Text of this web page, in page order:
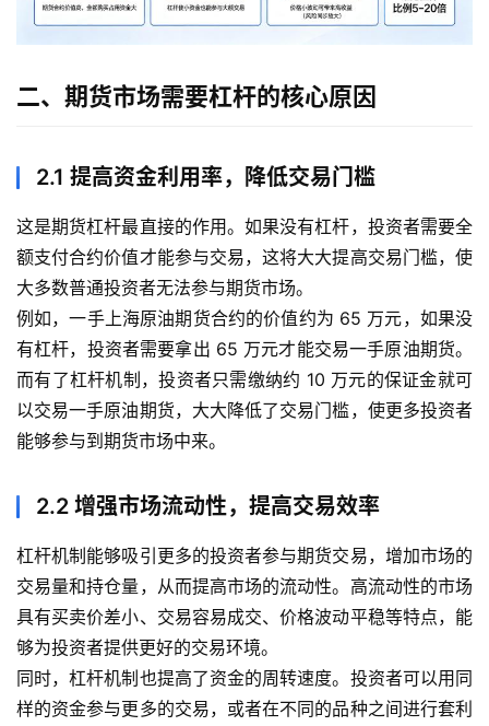
二、期货市场需要杠杆的核心原因
2.1 提高资金利用率，降低交易门槛
这是期货杠杆最直接的作用。如果没有杠杆，投资者需要全
额支付合约价值才能参与交易，这将大大提高交易门槛，使
大多数普通投资者无法参与期货市场。
例如，一手上海原油期货合约的价值约为 65 万元，如果没
有杠杆，投资者需要拿出 65 万元才能交易一手原油期货。
而有了杠杆机制，投资者只需缴纳约 10 万元的保证金就可
以交易一手原油期货，大大降低了交易门槛，使更多投资者
能够参与到期货市场中来。
2.2 增强市场流动性，提高交易效率
杠杆机制能够吸引更多的投资者参与期货交易，增加市场的
交易量和持仓量，从而提高市场的流动性。高流动性的市场
具有买卖价差小、交易容易成交、价格波动平稳等特点，能
够为投资者提供更好的交易环境。
同时，杠杆机制也提高了资金的周转速度。投资者可以用同
样的资金参与更多的交易，或者在不同的品种之间进行套利